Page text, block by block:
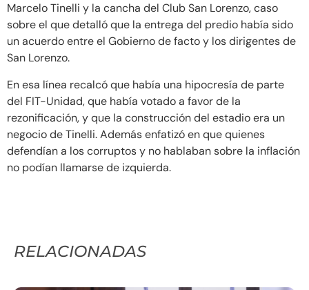
Marcelo Tinelli y la cancha del Club San Lorenzo, caso
sobre el que detalló que la entrega del predio había sido
un acuerdo entre el Gobierno de facto y los dirigentes de
San Lorenzo.
En esa línea recalcó que había una hipocresía de parte
del FIT-Unidad, que había votado a favor de la
rezonificación, y que la construcción del estadio era un
negocio de Tinelli. Además enfatizó en que quienes
defendían a los corruptos y no hablaban sobre la inflación
no podían llamarse de izquierda.
RELACIONADAS